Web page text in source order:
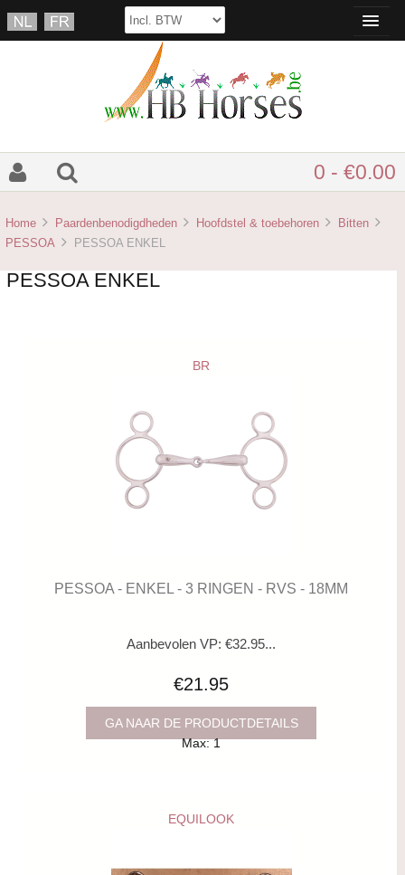
0 - €0.00
Home Paardenbenodigdheden Hoofdstel & toebehoren
Bitten
PESSOA
PESSOA ENKEL
PESSOA ENKEL
BR
PESSOA - ENKEL - 3 RINGEN - RVS - 18MM
Aanbevolen VP: €32.95...
€21.95
GA NAAR DE PRODUCTDETAILS
Max: 1
EQUILOOK